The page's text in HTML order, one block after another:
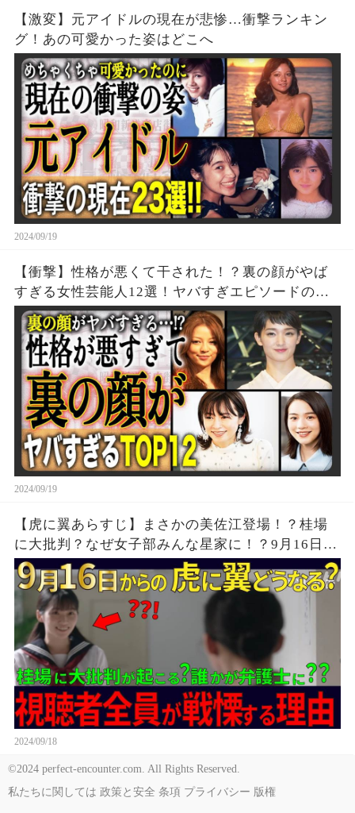
【激変】元アイドルの現在が悲惨…衝撃ランキン
グ！あの可愛かった姿はどこへ
2024/09/19
【衝撃】性格が悪くて干された！？裏の顔がやば
すぎる女性芸能人12選！ヤバすぎエピソードの
数々が…！？
2024/09/19
【虎に翼あらすじ】まさかの美佐江登場！？桂場
に大批判？なぜ女子部みんな星家に！？9月16日か
らの展開を解説！
2024/09/18
©2024 perfect-encounter.com. All Rights Reserved.
私たちに関しては 政策と安全 条項 プライバシー 版権